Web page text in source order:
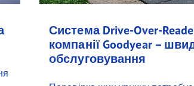
Система Drive-Over-
компанії Goodyear –
обслуговування